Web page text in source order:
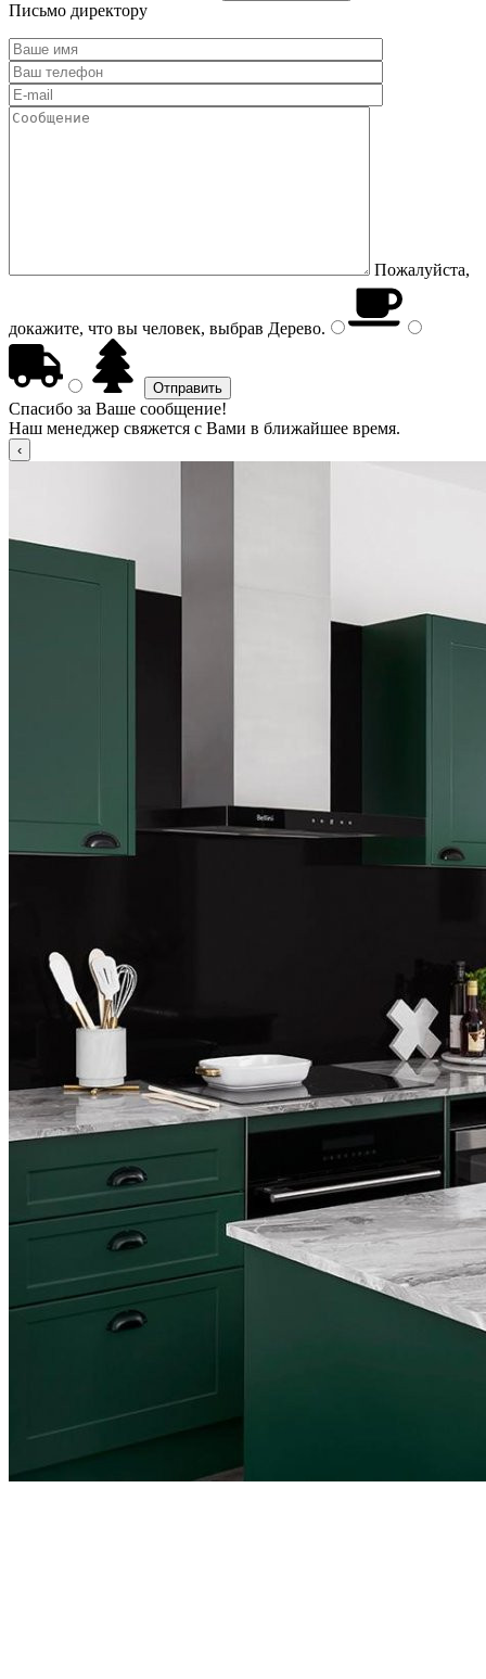
Письмо директору
Пожалуйста,
докажите, что вы человек, выбрав Дерево.
Спасибо за Ваше сообщение!
Наш менеджер свяжется с Вами в ближайшее время.